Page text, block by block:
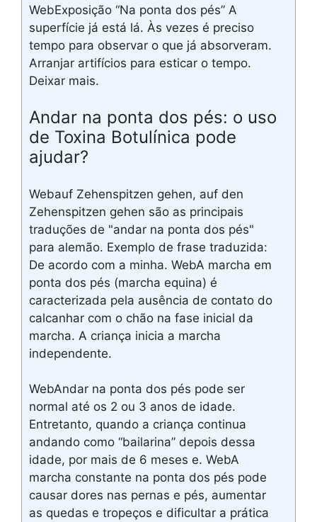
WebExposição “Na ponta dos pés” A
superfície já está lá. Às vezes é preciso
tempo para observar o que já absorveram.
Arranjar artifícios para esticar o tempo.
Deixar mais.
Andar na ponta dos pés: o uso
de Toxina Botulínica pode
ajudar?
Webauf Zehenspitzen gehen, auf den
Zehenspitzen gehen são as principais
traduções de "andar na ponta dos pés"
para alemão. Exemplo de frase traduzida:
De acordo com a minha. WebA marcha em
ponta dos pés (marcha equina) é
caracterizada pela ausência de contato do
calcanhar com o chão na fase inicial da
marcha. A criança inicia a marcha
independente.
WebAndar na ponta dos pés pode ser
normal até os 2 ou 3 anos de idade.
Entretanto, quando a criança continua
andando como “bailarina” depois dessa
idade, por mais de 6 meses e. WebA
marcha constante na ponta dos pés pode
causar dores nas pernas e pés, aumentar
as quedas e tropeços e dificultar a prática